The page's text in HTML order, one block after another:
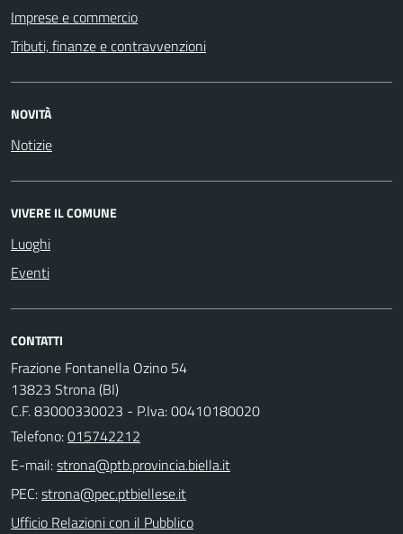
Imprese e commercio
Tributi, finanze e contravvenzioni
NOVITÀ
Notizie
VIVERE IL COMUNE
Luoghi
Eventi
CONTATTI
Frazione Fontanella Ozino 54
13823 Strona (BI)
C.F. 83000330023 - P.Iva: 00410180020
Telefono:015742212
E-mail:
PEC:
Ufficio Relazioni con il Pubblico